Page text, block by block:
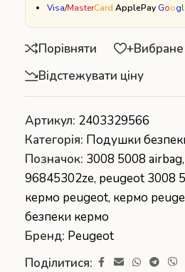
Visa/MasterCard ApplePay Googl
Порівняти
+Вибране
Відстежувати ціну
Артикул: 2403329566
Категорія: Подушки
Позначок: 3008 5008 airbag,
96845302ze, peugeot 3008
кермо peugeot, кермо
безпеки кермо
Бренд: Peugeot
Поділитися: